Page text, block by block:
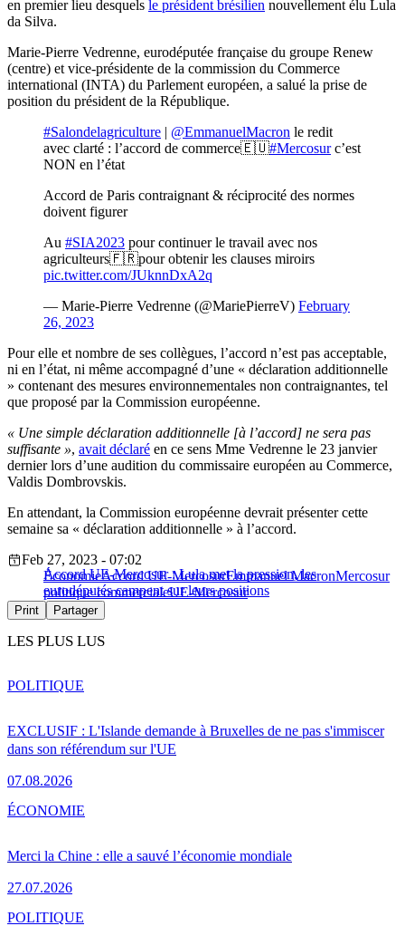
en premier lieu desquels le président brésilien nouvellement élu Lula
da Silva.
Marie-Pierre Vedrenne, eurodéputée française du groupe Renew
(centre) et vice-présidente de la commission du Commerce
international (INTA) du Parlement européen, a salué la prise de
position du président de la République.
#Salondelagriculture | @EmmanuelMacron le redit
avec clarté : l’accord de commerce🇪🇺#Mercosurc’est
NON en l’état
Accord de Paris contraignant & réciprocité des normes
doivent figurer
Au #SIA2023 pour continuer le travail avec nos
agriculteurs🇫🇷pour obtenir les clauses miroirs
pic.twitter.com/JUknnDxA2q
— Marie-Pierre Vedrenne (@MariePierreV) February
26, 2023
Pour elle et nombre de ses collègues, l’accord n’est pas acceptable,
ni en l’état, ni même accompagné d’une « déclaration additionnelle
» contenant des mesures environnementales non contraignantes, tel
que proposé par la Commission européenne.
« Une simple déclaration additionnelle [à l’accord] ne sera pas
suffisante », avait déclaré en ce sens Mme Vedrenne le 23 janvier
dernier lors d’une audition du commissaire européen au Commerce,
Valdis Dombrovskis.
En attendant, la Commission européenne devrait présenter cette
semaine sa « déclaration additionnelle » à l’accord.
Accord UE-Mercosur : Lula met la pression, les
eurodéputés campent sur leurs positions
Feb 27, 2023 - 07:02
ÉconomieAccord UE-MercosurEmmanuel MacronMercosur
politique commercialeUE-Mercosur
Print Partager
LES PLUS LUS
EXCLUSIF : L'Islande demande à Bruxelles de ne pas s'immiscer
dans son référendum sur l'UE
07.08.2026
POLITIQUE
Merci la Chine : elle a sauvé l’économie mondiale
27.07.2026
ÉCONOMIE
POLITIQUE